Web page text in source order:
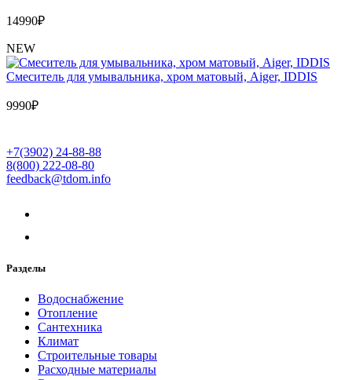
14990₽
NEW
Cмеситель для умывальника, хром матовый, Aiger, IDDIS
9990₽
+7(3902) 24-88-88
8(800) 222-08-80
feedback@tdom.info
Разделы
Водоснабжение
Отопление
Сантехника
Климат
Строительные товары
Расходные материалы